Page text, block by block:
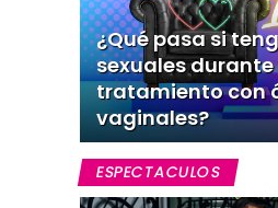
¿Qué pasa si
sexuales durante
tratamiento con
vaginales?
ESPECTACULOS